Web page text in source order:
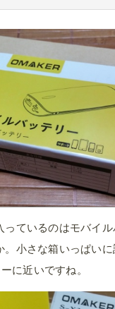
っているのはモバイ
。小さな箱いっぱい
に近いですね。